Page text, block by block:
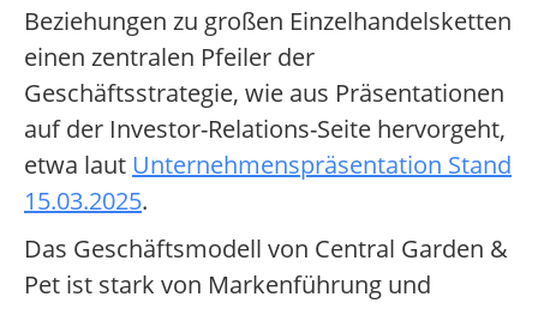
Beziehungen zu großen Einzelhandelsketten
einen zentralen Pfeiler der
Geschäftsstrategie, wie aus Präsentationen
auf der Investor-Relations-Seite hervorgeht,
etwa laut Unternehmenspräsentation Stand
15.03.2025.
Das Geschäftsmodell von Central Garden &
Pet ist stark von Markenführung und